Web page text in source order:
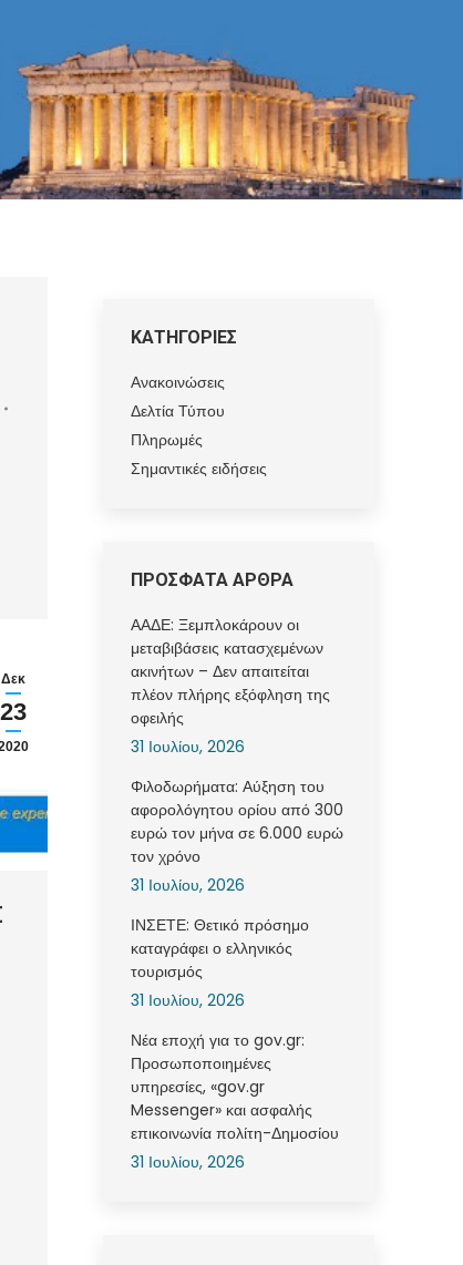
Δεκ
23
ΚΑΤΗΓΟΡΙΕΣ
Ανακοινώσεις
Δελτία Τύπου
Πληρωμές
Σημαντικές ειδήσεις
ΠΡΟΣΦΑΤΑ ΑΡΘΡΑ
ΑΑΔΕ: Ξεμπλοκάρουν οι
μεταβιβάσεις κατασχεμένων
ακινήτων – Δεν απαιτείται
πλέον πλήρης εξόφληση της
οφειλής
31 Ιουλίου, 2026
Φιλοδωρήματα: Αύξηση του
αφορολόγητου ορίου από 300
ευρώ τον μήνα σε 6.000 ευρώ
τον χρόνο
31 Ιουλίου, 2026
ΙΝΣΕΤΕ: Θετικό πρόσημο
καταγράφει ο ελληνικός
τουρισμός
31 Ιουλίου, 2026
Νέα εποχή για το gov.gr:
Προσωποποιημένες
υπηρεσίες, «gov.gr
Messenger» και ασφαλής
επικοινωνία πολίτη-Δημοσίου
31 Ιουλίου, 2026